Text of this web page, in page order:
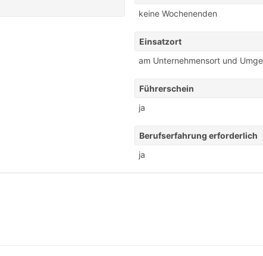
keine Wochenenden
Einsatzort
am Unternehmensort und
Führerschein
ja
Berufserfahrung erforderlich
ja